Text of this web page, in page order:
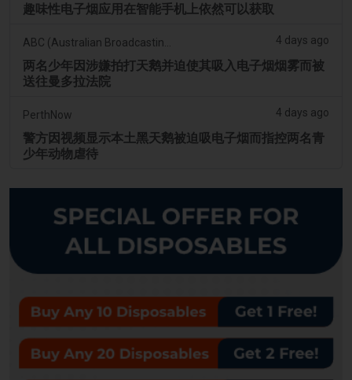
趣味性电子烟应用在智能手机上依然可以获取
4 days ago
两名少年因涉嫌拍打天鹅并迫使其吸入电子烟烟雾而被
送往曼多拉法院
PerthNow 4 days ago
警方因视频显示本土黑天鹅被迫吸电子烟而指控两名青
少年动物虐待